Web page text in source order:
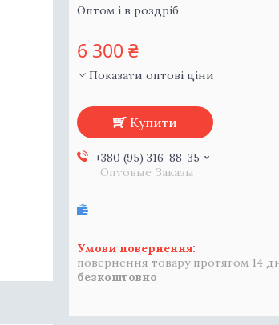
Оптом і в роздріб
6 300 ₴
Показати оптові ціни
Купити
+380 (95) 316-88-35
Оптовые Заказы
повернення товару протягом 14
безкоштовно